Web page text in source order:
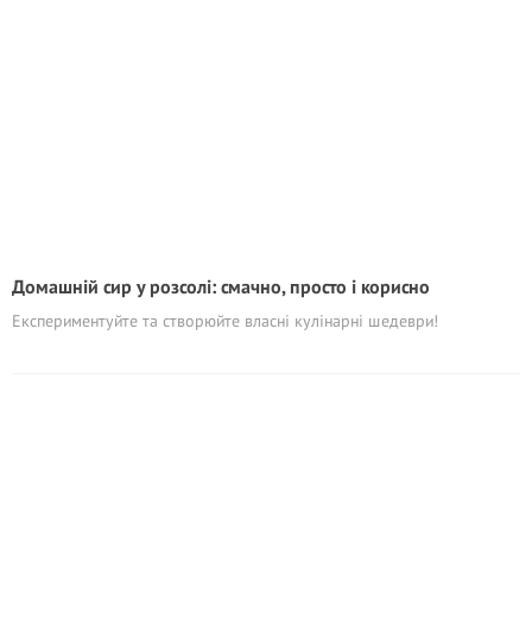
Домашній сир у розсолі: смачно, просто і корисно
Експериментуйте та створюйте власні кулінарні шедеври!